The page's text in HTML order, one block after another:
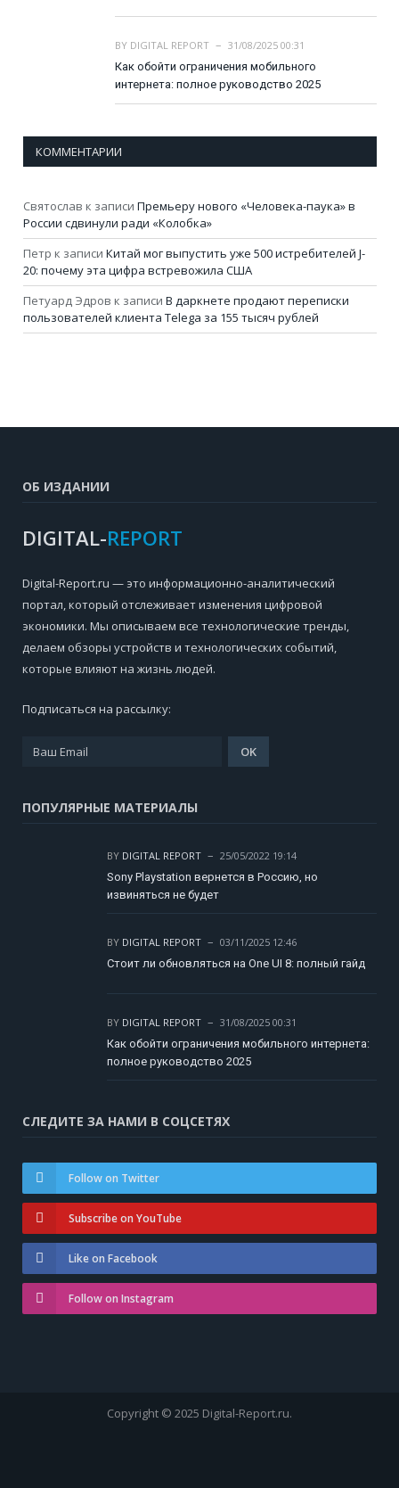
BY DIGITAL REPORT
31/08/2025 00:31
Как обойти ограничения мобильного
интернета: полное руководство 2025
КОММЕНТАРИИ
Святослав к записи Премьеру нового «Человека-паука» в
России сдвинули ради «Колобка»
Петр к записи Китай мог выпустить уже 500 истребителей J-
20: почему эта цифра встревожила США
Петуард Эдров к записи В даркнете продают переписки
пользователей клиента Telega за 155 тысяч рублей
ОБ ИЗДАНИИ
DIGITAL-REPORT
Digital-Report.ru — это информационно-аналитический
портал, который отслеживает изменения цифровой
экономики. Мы описываем все технологические тренды,
делаем обзоры устройств и технологических событий,
которые влияют на жизнь людей.
Подписаться на рассылку:
ПОПУЛЯРНЫЕ МАТЕРИАЛЫ
BY DIGITAL REPORT
25/05/2022 19:14
Sony Playstation вернется в Россию, но
извиняться не будет
BY DIGITAL REPORT
03/11/2025 12:46
Стоит ли обновляться на One UI 8: полный гайд
BY DIGITAL REPORT
31/08/2025 00:31
Как обойти ограничения мобильного интернета:
полное руководство 2025
СЛЕДИТЕ ЗА НАМИ В СОЦСЕТЯХ
Follow on Twitter
Subscribe on YouTube
Like on Facebook
Follow on Instagram
Copyright © 2025 Digital-Report.ru.